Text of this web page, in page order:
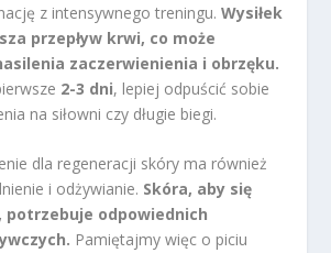
z intensywnego treningu.Wysiłek
przepływ krwi, co może
zaczerwienienia i obrzęku.
2-3 dni, lepiej odpuścić sobie
na siłowni czy długie biegi.
dla regeneracji skóry ma również
i odżywianie. Skóra, aby się
potrzebuje odpowiednich
Pamiętajmy więc o piciu